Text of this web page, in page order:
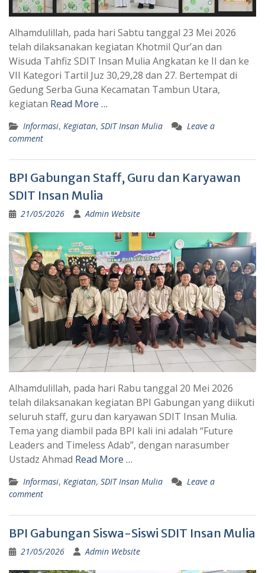
Alhamdulillah, pada hari Sabtu tanggal 23 Mei 2026
telah dilaksanakan kegiatan Khotmil Qur’an dan
Wisuda Tahfiz SDIT Insan Mulia Angkatan ke II dan ke
VII Kategori Tartil Juz 30,29,28 dan 27. Bertempat di
Gedung Serba Guna Kecamatan Tambun Utara,
kegiatan Read More …
Informasi, Kegiatan, SDIT Insan Mulia
Leave a
comment
BPI Gabungan Staff, Guru dan Karyawan
SDIT Insan Mulia
21/05/2026 Admin Website
Alhamdulillah, pada hari Rabu tanggal 20 Mei 2026
telah dilaksanakan kegiatan BPI Gabungan yang diikuti
seluruh staff, guru dan karyawan SDIT Insan Mulia.
Tema yang diambil pada BPI kali ini adalah “Future
Leaders and Timeless Adab”, dengan narasumber
Ustadz Ahmad Read More …
Informasi, Kegiatan, SDIT Insan Mulia
Leave a
comment
BPI Gabungan Siswa-Siswi SDIT Insan Mulia
21/05/2026 Admin Website